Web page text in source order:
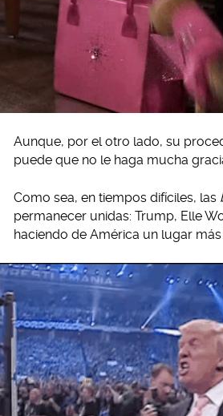
Aunque, por el otro lado, su
puede que no le haga mucha
Como sea, en tiempos difíciles, las
permanecer unidas: Trump, Elle
haciendo de América un lugar